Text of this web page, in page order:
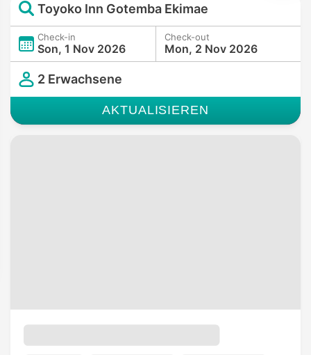
Toyoko Inn Gotemba Ekimae
Check-in
Son, 1 Nov 2026
Check-out
Mon, 2 Nov 2026
2 Erwachsene
AKTUALISIEREN